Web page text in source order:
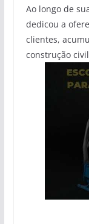
Ao longo de
dedicou a
clientes,
construção